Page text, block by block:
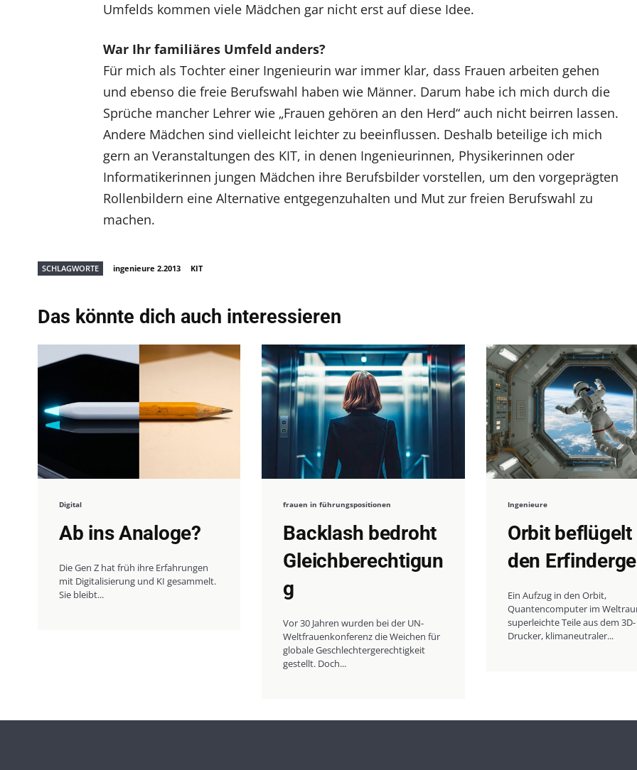
Umfelds kommen viele Mädchen gar nicht erst auf diese Idee.
War Ihr familiäres Umfeld anders?
Für mich als Tochter einer Ingenieurin war immer klar, dass Frauen arbeiten gehen
und ebenso die freie Berufswahl haben wie Männer. Darum habe ich mich durch die
Sprüche mancher Lehrer wie „Frauen gehören an den Herd“ auch nicht beirren lassen.
Andere Mädchen sind vielleicht leichter zu beeinflussen. Deshalb beteilige ich mich
gern an Veranstaltungen des KIT, in denen Ingenieurinnen, Physikerinnen oder
Informatikerinnen jungen Mädchen ihre Berufsbilder vorstellen, um den vorgeprägten
Rollenbildern eine Alternative entgegenzuhalten und Mut zur freien Berufswahl zu
machen.
SCHLAGWORTE ingenieure 2.2013 KIT
Das könnte dich auch interessieren
Digital
Ab ins Analoge?
Die Gen Z hat früh ihre Erfahrungen
mit Digitalisierung und KI gesammelt.
Sie bleibt...
frauen in führungspositionen
Backlash bedroht
Gleichberechtigun
g
Vor 30 Jahren wurden bei der UN-
Weltfrauenkonferenz die Weichen für
globale Geschlechtergerechtigkeit
gestellt. Doch...
Ingenieure
Orbit beflügelt
den
Ein Aufzug in den Orbit,
Quantencomputer im
superleichte Teile aus dem 3D-
Drucker, klimaneutraler...